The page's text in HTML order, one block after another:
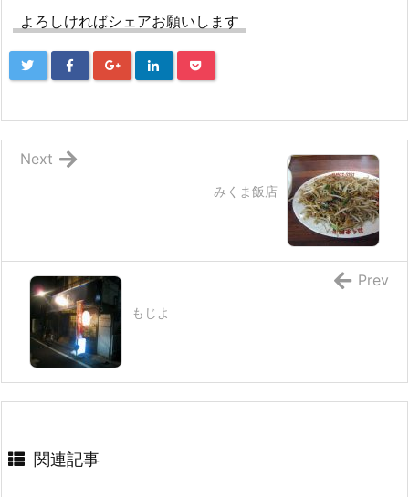
よろしければシェアお願いします
みくま飯店
Next
もじよ
Prev
関連記事